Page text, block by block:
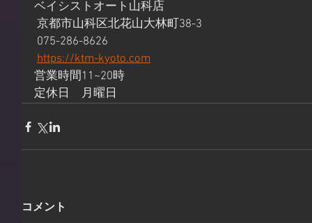
ベイシストオート山科店
京都市山科区北花山大林町38-3
075-286-8626
https://ktm-kyoto.com
営業時間11~20時
定休日　月曜日
コメント